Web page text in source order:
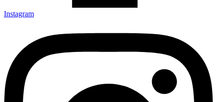
Instagram